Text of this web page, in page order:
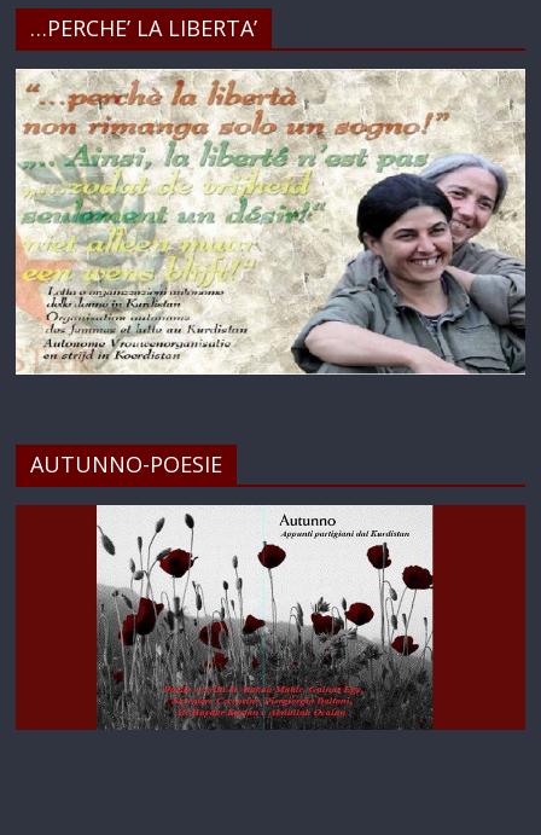
…PERCHE’ LA LIBERTA’
AUTUNNO-POESIE